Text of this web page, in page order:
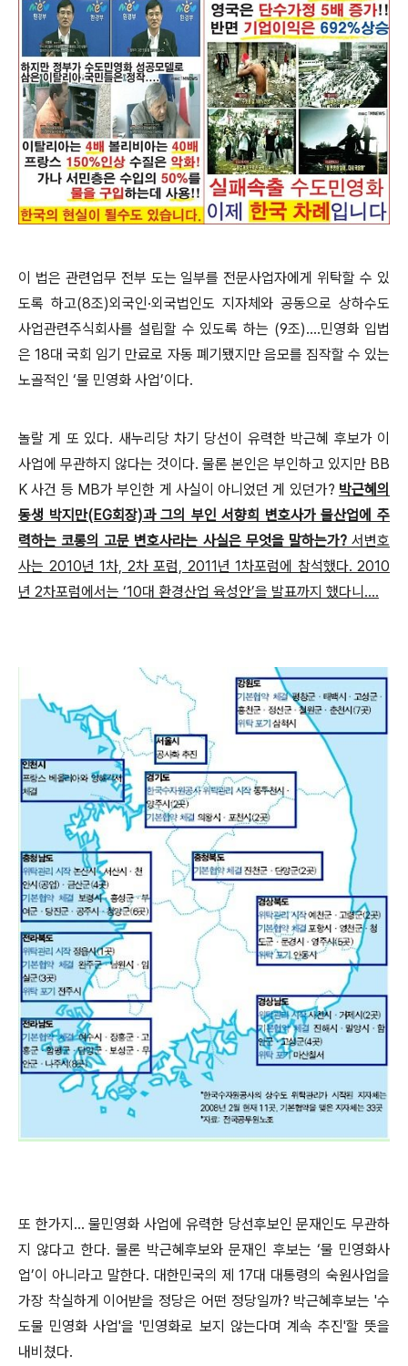
이 법은 관련업무 전부 도는 일부를 전문사업자에게 위탁할 수 있
도록 하고(8조)외국인·외국법인도 지자체와 공동으로 상하수도
사업관련주식회사를 설립할 수 있도록 하는 (9조)....민영화 입법
은 18대 국회 임기 만료로 자동 폐기됐지만 음모를 짐작할 수 있는
노골적인 ‘물 민영화 사업’이다.
놀랄 게 또 있다. 새누리당 차기 당선이 유력한 박근혜 후보가 이
사업에 무관하지 않다는 것이다. 물론 본인은 부인하고 있지만 BB
K 사건 등 MB가 부인한 게 사실이 아니었던 게 있던가? 박근혜의
동생 박지만(EG회장)과 그의 부인 서향희 변호사가 물산업에 주
력하는 코롱의 고문 변호사라는 사실은 무엇을 말하는가?서변호
사는 2010년 1차, 2차 포럼, 2011년 1차포럼에 참석했다. 2010
년 2차포럼에서는 ‘10대 환경산업 육성안’을 발표까지 했다니....
또 한가지... 물민영화 사업에 유력한 당선후보인 문재인도 무관하
지 않다고 한다. 물론 박근혜후보와 문재인 후보는 ‘물 민영화사
업’이 아니라고 말한다. 대한민국의 제 17대 대통령의 숙원사업을
가장 착실하게 이어받을 정당은 어떤 정당일까? 박근혜후보는 '수
도물 민영화 사업'을 '민영화로 보지 않는다며 계속 추진'할 뜻을
내비쳤다.